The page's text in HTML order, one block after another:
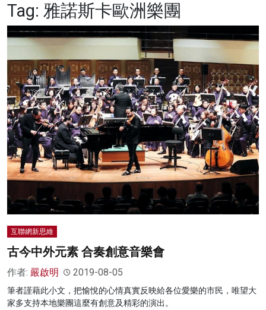
健康
科技
影片
名家榜
灼見活動
關於我們
Tag: 雅諾斯卡歐洲樂團
互聯網新思維
古今中外元素 合奏創意音樂會
作者: 嚴啟明 2019-08-05
筆者謹藉此小文，把愉悅的心情真實反映給各位愛樂的市民，唯望大
家多支持本地樂團這麼有創意及精彩的演出。